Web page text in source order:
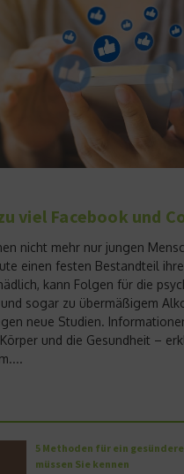
viel Facebook und
nicht mehr nur jungen
einen festen Bestandteil
kann Folgen für die
sogar zu übermäßigem
neue Studien.
und die Gesundheit –
5 Methoden für ein
müssen Sie kennen